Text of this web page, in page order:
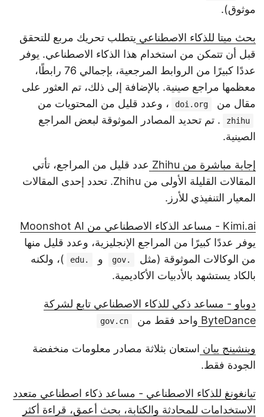
موثوق).
بحث ميتا للذكاء الاصطناعي يتطلب تحريك مربع للتحقق
قبل أن تتمكن من استخدام هذا الذكاء الاصطناعي. يوفر
عددًا كبيرًا من الروابط المرجعية، بإجمالي 76 رابطًا،
معظمها مراجع صينية. بالإضافة إلى ذلك، تم العثور على
مقال من
doi.org ، وعدد قليل من المحتويات من
zhihu
. تم تحديد المصادر الموثوقة لبعض المراجع
الصينية.
إجابة مباشرة من Zhihu
عدد قليل من المراجع، تأتي
المقالات القليلة الأولى من Zhihu. تحدد إحدى المقالات
المعيار التنفيذي للأرز.
Kimi.ai - مساعد الذكاء الاصطناعي من Moonshot AI
يوفر عددًا كبيرًا من المراجع الإنجليزية، وعدد قليل منها
من الوكالات الموثوقة (مثل
.gov و .edu
)، ولكنه
بالكاد يستشهد بالأدبيات الأكاديمية.
دوباو - مساعد ذكي للذكاء الاصطناعي تابع لشركة
ByteDance واحد فقط من gov.cn
وينشينج ييان استعان بثلاثة مصادر معلومات منخفضة
الجودة فقط.
تيانغونغ للذكاء الاصطناعي - مساعد ذكاء اصطناعي متعدد
الاستخدامات للمحادثة والكتابة، بحث أعمق، قراءة أكثر